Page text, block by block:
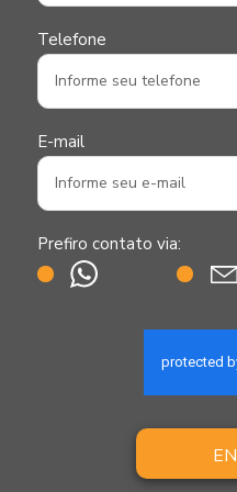
Telefone
E-mail
Prefiro contato via: